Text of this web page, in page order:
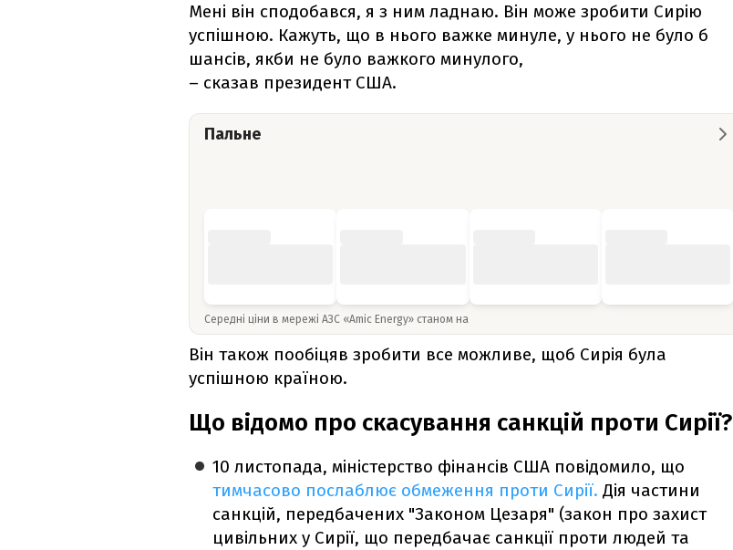
Мені він сподобався, я з ним ладнаю. Він може зробити Сирію
успішною. Кажуть, що в нього важке минуле, у нього не було б
шансів, якби не було важкого минулого,
– сказав президент США.
Пальне
Середні ціни в мережі АЗС «Amic Energy» станом на
Він також пообіцяв зробити все можливе, щоб Сирія була
успішною країною.
Що відомо про скасування санкцій проти Сирії?
10 листопада, міністерство фінансів США повідомило, що
тимчасово послаблює обмеження проти Сирії.Дія частини
санкцій, передбачених "Законом Цезаря" (закон про захист
цивільних у Сирії, що передбачає санкції проти людей та